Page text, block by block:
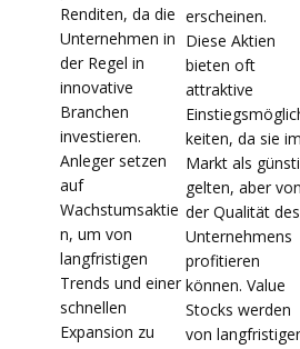
Renditen, da die
Unternehmen in
der Regel in
innovative
Branchen
investieren.
Anleger setzen
auf
Wachstumsaktie
n, um von
langfristigen
Trends und einer
schnellen
Expansion zu
erscheinen.
Diese Aktien
bieten oft
attraktive
keiten, da sie im
Markt als
gelten, aber von
der Qualität des
Unternehmens
profitieren
können. Value
Stocks werden
von